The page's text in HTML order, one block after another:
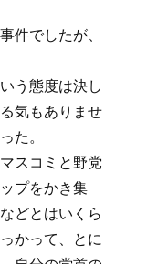
件でしたが、
う態度は決し
気もありませ
た。
スコミと野党
プをかき集
どとはいくら
かって、とに